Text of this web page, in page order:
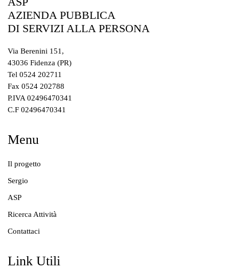
AZIENDA PUBBLICA
DI SERVIZI ALLA PERSONA
Via Berenini 151,
43036 Fidenza (PR)
Tel 0524 202711
Fax 0524 202788
P.IVA 02496470341
C.F 02496470341
Menu
Il progetto
Sergio
ASP
Ricerca Attività
Contattaci
Link Utili